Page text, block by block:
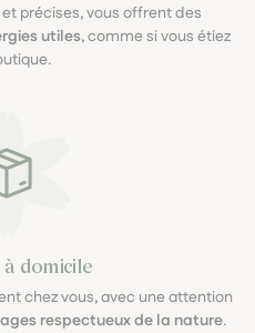
précises, vous offrent des
utiles, comme si vous étiez
domicile
chez vous, avec une attention
respectueux de la nature.